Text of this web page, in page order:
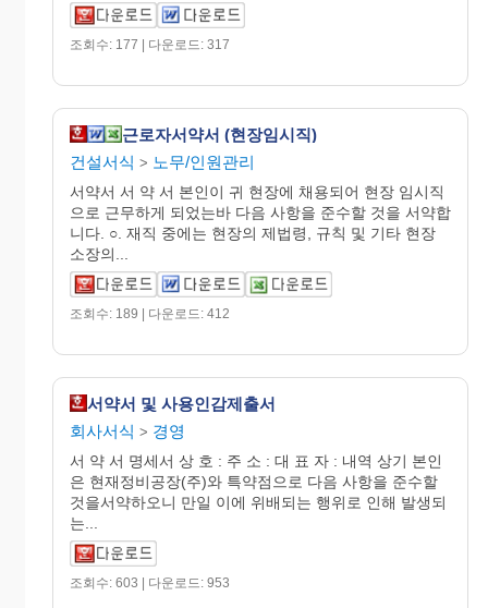
조회수: 177 | 다운로드: 317
근로자서약서 (현장임시직)
건설서식 > 노무/인원관리
서약서 서 약 서 본인이 귀 현장에 채용되어 현장 임시직
으로 근무하게 되었는바 다음 사항을 준수할 것을 서약합
니다. ○. 재직 중에는 현장의 제법령, 규칙 및 기타 현장
소장의...
조회수: 189 | 다운로드: 412
서약서 및 사용인감제출서
회사서식 > 경영
서 약 서 명세서 상 호 : 주 소 : 대 표 자 : 내역 상기 본인
은 현재정비공장(주)와 특약점으로 다음 사항을 준수할
것을서약하오니 만일 이에 위배되는 행위로 인해 발생되
는...
조회수: 603 | 다운로드: 953